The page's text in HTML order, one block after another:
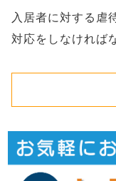
入居者に対する虐
対応をしなければ